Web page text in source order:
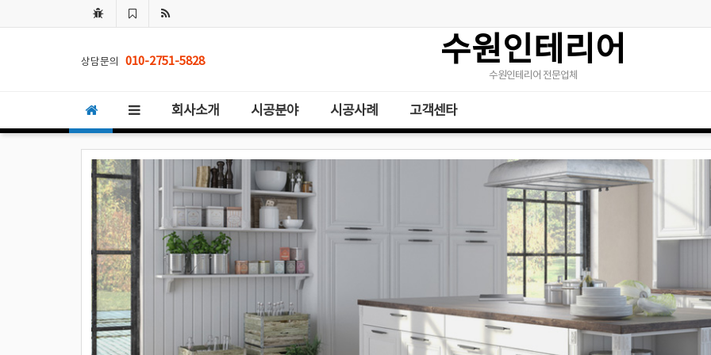
상담문의 010-2751-5828 수원인테리어
수원인테리어 전문업체
회사소개 시공분야 시공사례 고객센타